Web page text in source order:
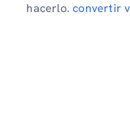
hacerlo.convertir